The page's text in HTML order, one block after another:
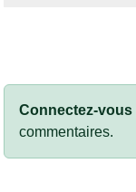
Connectez-vous
commentaires.